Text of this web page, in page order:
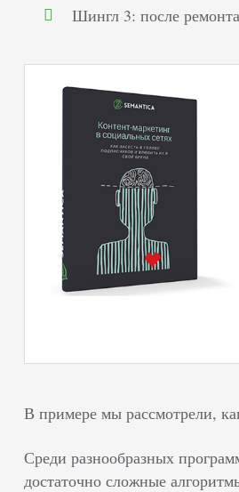
Шингл 3: после
В примере мы рассмотрели,
Среди разнообразных
достаточно сложные